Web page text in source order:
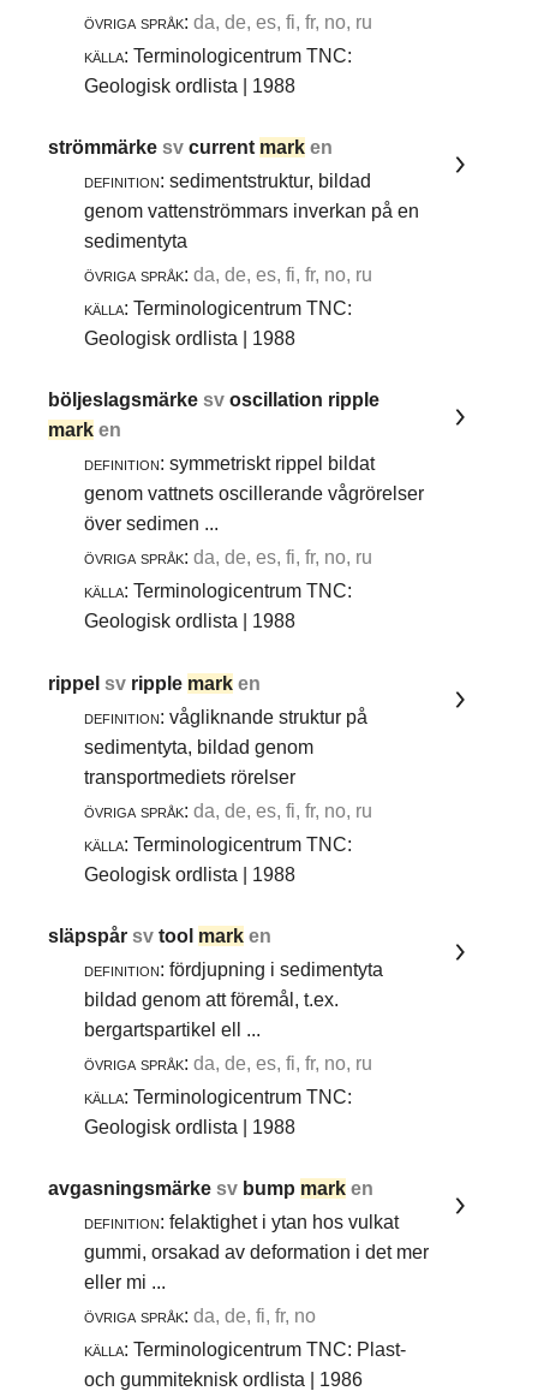
övriga språk: da, de, es, fi, fr, no, ru
källa: Terminologicentrum TNC:
Geologisk ordlista | 1988
strömmärkesvcurrent mark en
definition: sedimentstruktur, bildad
genom vattenströmmars inverkan på en
sedimentyta
övriga språk: da, de, es, fi, fr, no, ru
källa: Terminologicentrum TNC:
Geologisk ordlista | 1988
böljeslagsmärkesvoscillation ripple
mark en
definition: symmetriskt rippel bildat
genom vattnets oscillerande vågrörelser
över sedimen ...
övriga språk: da, de, es, fi, fr, no, ru
källa: Terminologicentrum TNC:
Geologisk ordlista | 1988
rippelsv ripple mark en
definition: vågliknande struktur på
sedimentyta, bildad genom
transportmediets rörelser
övriga språk: da, de, es, fi, fr, no, ru
källa: Terminologicentrum TNC:
Geologisk ordlista | 1988
släpspårsvtool mark en
definition: fördjupning i sedimentyta
bildad genom att föremål, t.ex.
bergartspartikel ell ...
övriga språk: da, de, es, fi, fr, no, ru
källa: Terminologicentrum TNC:
Geologisk ordlista | 1988
avgasningsmärkesv bump mark en
definition: felaktighet i ytan hos vulkat
gummi, orsakad av deformation i det mer
eller mi ...
övriga språk: da, de, fi, fr, no
källa: Terminologicentrum TNC: Plast-
och gummiteknisk ordlista | 1986